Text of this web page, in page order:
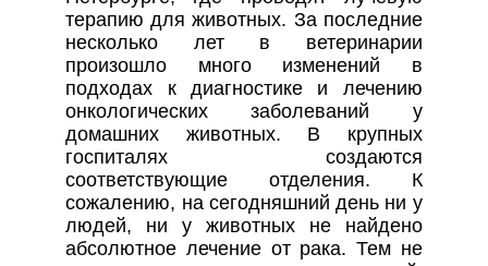
терапию для животных. За последние
несколько лет в ветеринарии
произошло много изменений в
подходах к диагностике и лечению
онкологических заболеваний у
домашних животных. В крупных
госпиталях создаются
соответствующие отделения. К
сожалению, на сегодняшний день ни у
людей, ни у животных не найдено
абсолютное лечение от рака. Тем не